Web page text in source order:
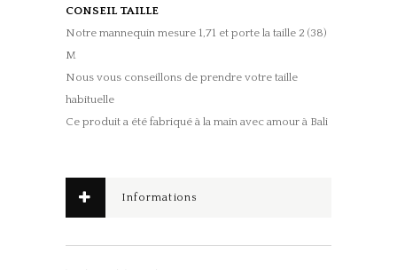
CONSEIL TAILLE
Notre mannequin mesure 1,71 et porte la taille 2 (38)
M
Nous vous conseillons de prendre votre taille
habituelle
Ce produit a été fabriqué à la main avec amour à Bali
Informations